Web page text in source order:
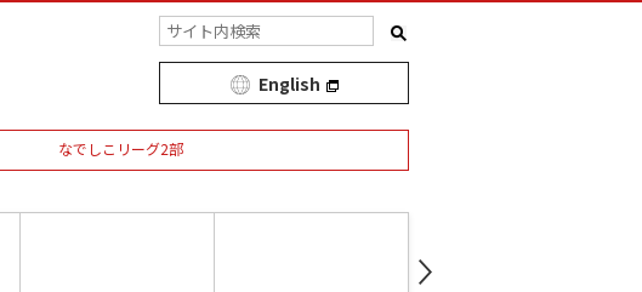
English
なでしこリーグ2部